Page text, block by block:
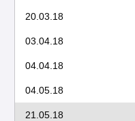
20.03.18
03.04.18
04.04.18
04.05.18
21.05.18